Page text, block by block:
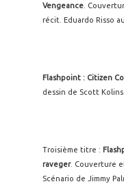
Vengeance .
récit. Eduardo Risso
Flashpoint : Citizen
dessin de Scott Kolins.
Troisième titre :
raveger. Couverture
Scénario de Jimmy